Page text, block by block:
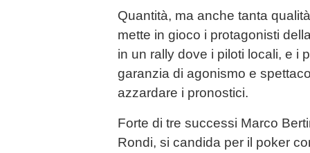
Quantità, ma anche tanta
mette in gioco i protagonisti
in un rally dove i piloti locali, e i
garanzia di agonismo e
azzardare i pronostici.
Forte di tre successi Marco
Rondi, si candida per il poker